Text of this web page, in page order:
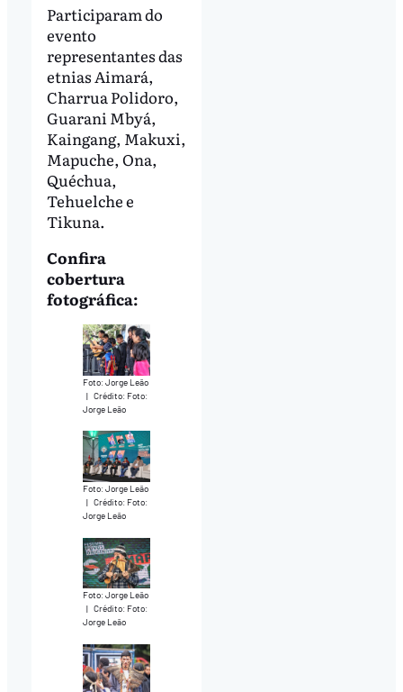
Participaram do
evento
representantes das
etnias Aimará,
Charrua Polidoro,
Guarani Mbyá,
Kaingang, Makuxi,
Mapuche, Ona,
Quéchua,
Tehuelche e
Tikuna.
Confira
cobertura
fotográfica:
Foto: Jorge Leão
| Crédito: Foto:
Jorge Leão
Foto: Jorge Leão
| Crédito: Foto:
Jorge Leão
Foto: Jorge Leão
| Crédito: Foto:
Jorge Leão